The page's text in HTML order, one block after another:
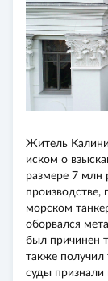
Житель
иском о
размере 7 млн
морском
оборвался
был причинен
также получил
суды признали